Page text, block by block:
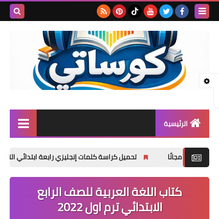
الرئيسية
المرحلة الثانوية
تأسيس حضانة
تحميل كراسة كلمات إنجليزي رابعة ابتدائي الترم الأول 2027 PDF
كتاب اللغة العربية للصف الرابع
الابتدائي ترم اول 2022